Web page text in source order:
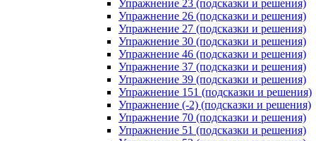
Упражнение 23 (подсказки и решения)
Упражнение 26 (подсказки и решения)
Упражнение 27 (подсказки и решения)
Упражнение 30 (подсказки и решения)
Упражнение 46 (подсказки и решения)
Упражнение 37 (подсказки и решения)
Упражнение 39 (подсказки и решения)
Упражнение 151 (подсказки и решения)
Упражнение (-2) (подсказки и решения)
Упражнение 70 (подсказки и решения)
Упражнение 51 (подсказки и решения)